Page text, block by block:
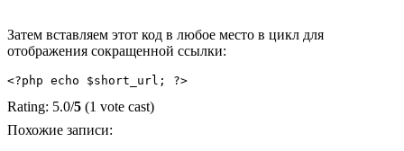
Затем вставляем этот код в любое место в цикл для
отображения сокращенной ссылки:
Rating: 5.0/5 (1 vote cast)
Похожие записи: